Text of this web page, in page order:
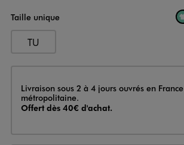
Taille unique
TU
Livraison
Livraison sous 2 à 4 jours ouvrés en France
métropolitaine.
Offert dès 40€ d'achat.